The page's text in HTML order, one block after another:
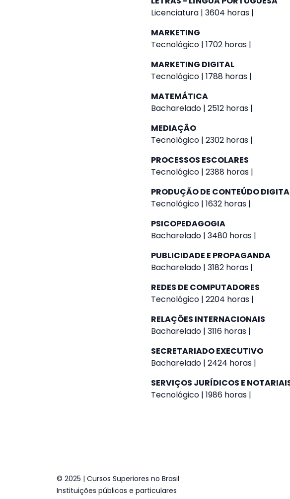
Licenciatura | 3604 horas |
MARKETING
Tecnológico | 1702 horas |
MARKETING DIGITAL
Tecnológico | 1788 horas |
MATEMÁTICA
Bacharelado | 2512 horas |
MEDIAÇÃO
Tecnológico | 2302 horas |
PROCESSOS ESCOLARES
Tecnológico | 2388 horas |
PRODUÇÃO DE CONTEÚDO
Tecnológico | 1632 horas |
PSICOPEDAGOGIA
Bacharelado | 3480 horas |
PUBLICIDADE E PROPAGANDA
Bacharelado | 3182 horas |
REDES DE COMPUTADORES
Tecnológico | 2204 horas |
RELAÇÕES INTERNACIONAIS
Bacharelado | 3116 horas |
SECRETARIADO EXECUTIVO
Bacharelado | 2424 horas |
SERVIÇOS JURÍDICOS E
Tecnológico | 1986 horas |
© 2025 | Cursos Superiores no Brasil
Instituições públicas e particulares